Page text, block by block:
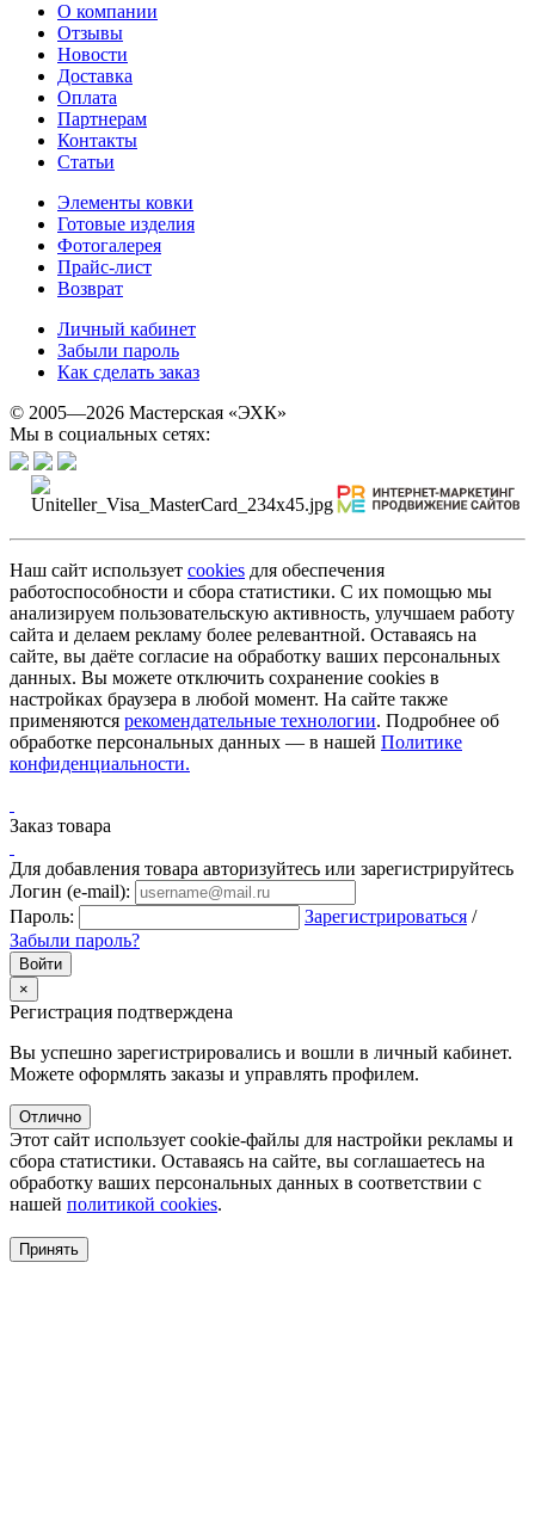
О компании
Отзывы
Новости
Доставка
Оплата
Партнерам
Контакты
Статьи
Элементы ковки
Готовые изделия
Фотогалерея
Прайс-лист
Возврат
Личный кабинет
Забыли пароль
Как сделать заказ
© 2005—2026 Мастерская «ЭХК»
Мы в социальных сетях:
Наш сайт использует cookies для обеспечения
работоспособности и сбора статистики. С их помощью мы
анализируем пользовательскую активность, улучшаем работу
сайта и делаем рекламу более релевантной. Оставаясь на
сайте, вы даёте согласие на обработку ваших персональных
данных. Вы можете отключить сохранение cookies в
настройках браузера в любой момент. На сайте также
применяются рекомендательные технологии. Подробнее об
обработке персональных данных — в нашей Политике
конфиденциальности.
Заказ товара
Для добавления товара авторизуйтесь или зарегистрируйтесь
Логин (e-mail):
Пароль:
Зарегистрироваться /
Забыли пароль?
×
Регистрация подтверждена
Вы успешно зарегистрировались и вошли в личный кабинет.
Можете оформлять заказы и управлять профилем.
Отлично
Этот сайт использует cookie-файлы для настройки рекламы и
сбора статистики. Оставаясь на сайте, вы соглашаетесь на
обработку ваших персональных данных в соответствии с
нашей политикой cookies.
Принять